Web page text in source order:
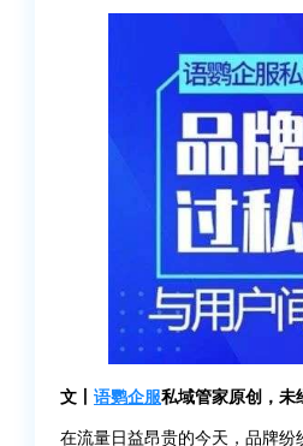
文丨 语鹦企服私域管家原创，未
在流量日益昂贵的今天，品牌纷